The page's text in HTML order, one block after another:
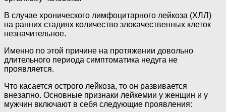
В случае хронического лимфоцитарного лейкоза (ХЛЛ)
на ранних стадиях количество злокачественных клеток
незначительное.
Именно по этой причине на протяжении довольно
длительного периода симптоматика недуга не
проявляется.
Что касается острого лейкоза, то он развивается
внезапно. Основные признаки лейкемии у женщин и у
мужчин включают в себя следующие проявления: